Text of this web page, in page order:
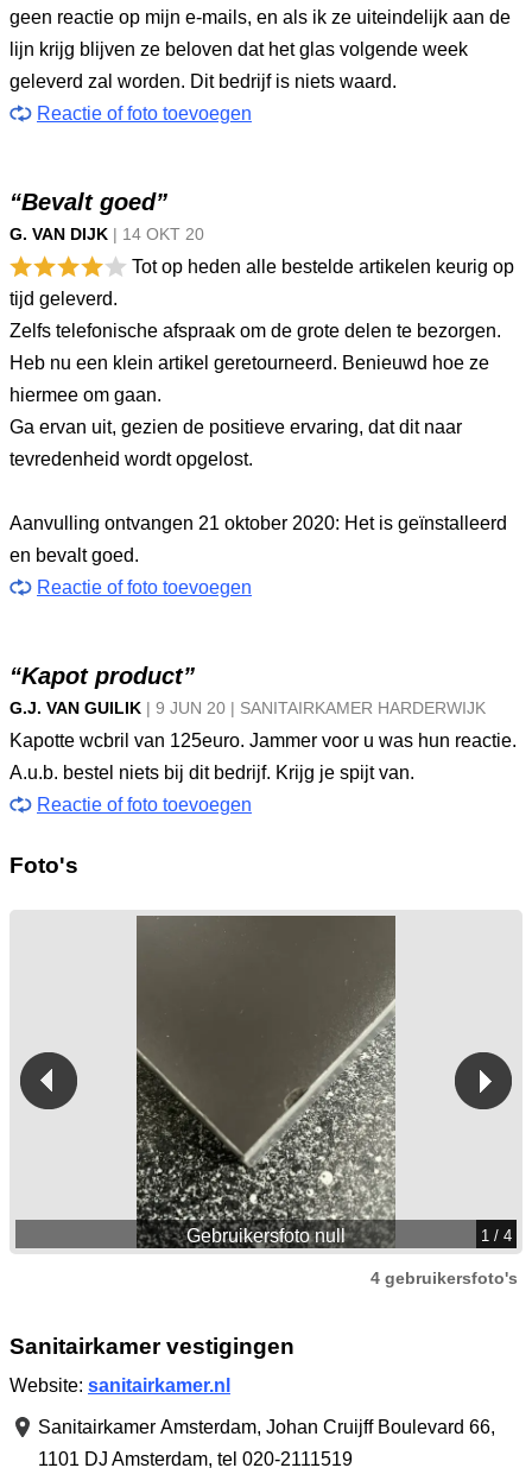
geen reactie op mijn e-mails, en als ik ze uiteindelijk aan de
lijn krijg blijven ze beloven dat het glas volgende week
geleverd zal worden. Dit bedrijf is niets waard.
Reactie of foto toevoegen
“Bevalt goed”
G. VAN DIJK | 14 OKT 20
Tot op heden alle bestelde artikelen keurig op
tijd geleverd.
Zelfs telefonische afspraak om de grote delen te bezorgen.
Heb nu een klein artikel geretourneerd. Benieuwd hoe ze
hiermee om gaan.
Ga ervan uit, gezien de positieve ervaring, dat dit naar
tevredenheid wordt opgelost.
Aanvulling ontvangen 21 oktober 2020: Het is geïnstalleerd
en bevalt goed.
Reactie of foto toevoegen
“Kapot product”
G.J. VAN GUILIK | 9 JUN 20 | SANITAIRKAMER HARDERWIJK
Kapotte wcbril van 125euro. Jammer voor u was hun reactie.
A.u.b. bestel niets bij dit bedrijf. Krijg je spijt van.
Reactie of foto toevoegen
Foto's
Gebruikersfoto null 1 / 4
4 gebruikersfoto's
Sanitairkamer vestigingen
Website: sanitairkamer.nl
Sanitairkamer Amsterdam, Johan Cruijff Boulevard 66,
1101 DJ Amsterdam, tel 020-2111519